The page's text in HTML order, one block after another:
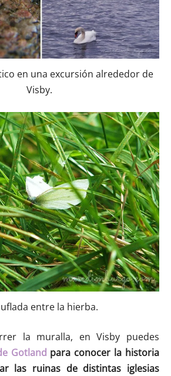
en una excursión alrededor de
Visby.
entre la hierba.
la muralla, en Visby puedes
Gotland para conocer la historia
las ruinas de distintas iglesias